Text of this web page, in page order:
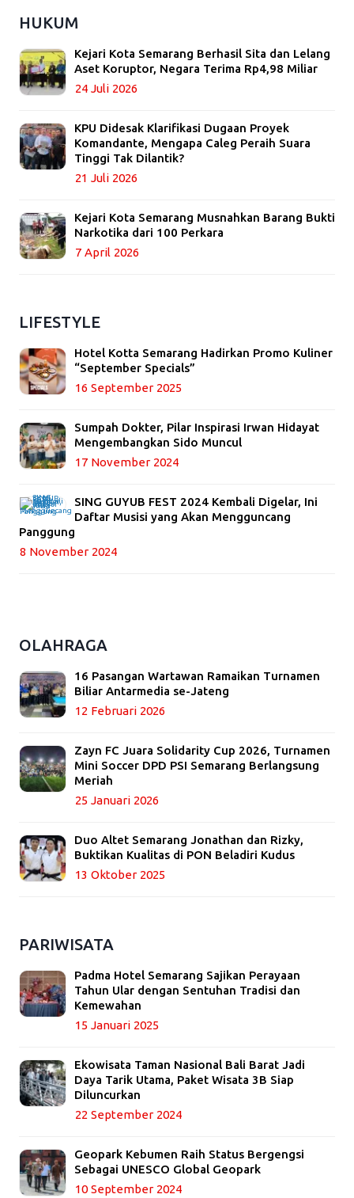
HUKUM
Kejari Kota Semarang Berhasil Sita dan Lelang
Aset Koruptor, Negara Terima Rp4,98 Miliar
24 Juli 2026
KPU Didesak Klarifikasi Dugaan Proyek
Komandante, Mengapa Caleg Peraih Suara
Tinggi Tak Dilantik?
21 Juli 2026
Kejari Kota Semarang Musnahkan Barang Bukti
Narkotika dari 100 Perkara
7 April 2026
LIFESTYLE
Hotel Kotta Semarang Hadirkan Promo Kuliner
“September Specials”
16 September 2025
Sumpah Dokter, Pilar Inspirasi Irwan Hidayat
Mengembangkan Sido Muncul
17 November 2024
SING GUYUB FEST 2024 Kembali Digelar, Ini
Daftar Musisi yang Akan Mengguncang
Panggung
8 November 2024
OLAHRAGA
16 Pasangan Wartawan Ramaikan Turnamen
Biliar Antarmedia se-Jateng
12 Februari 2026
Zayn FC Juara Solidarity Cup 2026, Turnamen
Mini Soccer DPD PSI Semarang Berlangsung
Meriah
25 Januari 2026
Duo Altet Semarang Jonathan dan Rizky,
Buktikan Kualitas di PON Beladiri Kudus
13 Oktober 2025
PARIWISATA
Padma Hotel Semarang Sajikan Perayaan
Tahun Ular dengan Sentuhan Tradisi dan
Kemewahan
15 Januari 2025
Ekowisata Taman Nasional Bali Barat Jadi
Daya Tarik Utama, Paket Wisata 3B Siap
Diluncurkan
22 September 2024
Geopark Kebumen Raih Status Bergengsi
Sebagai UNESCO Global Geopark
10 September 2024